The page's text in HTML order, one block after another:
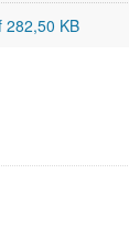
282,50 KB